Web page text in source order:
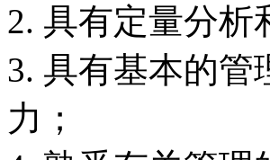
2. 具有定量分析
3. 具有基本的管
力；